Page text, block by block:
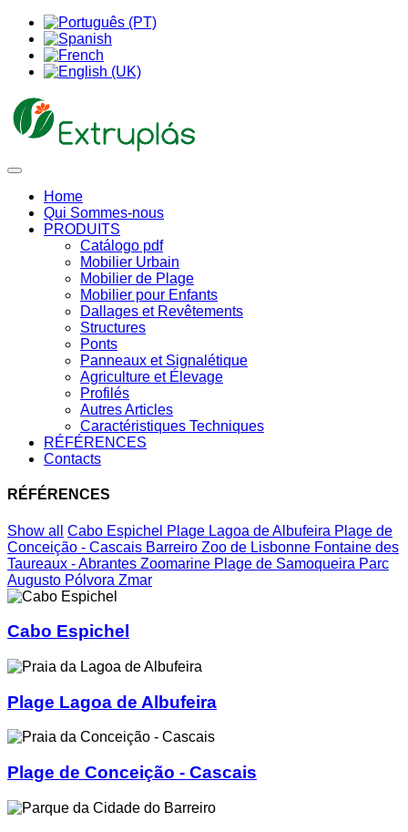
Home
Qui Sommes-nous
PRODUITS
Catálogo pdf
Mobilier Urbain
Mobilier de Plage
Mobilier pour Enfants
Dallages et Revêtements
Structures
Ponts
Panneaux et Signalétique
Agriculture et Élevage
Profilés
Autres Articles
Caractéristiques Techniques
RÉFÉRENCES
Contacts
RÉFÉRENCES
Show all Cabo Espichel Plage Lagoa de Albufeira Plage de
Conceição - Cascais Barreiro Zoo de Lisbonne Fontaine des
Taureaux - Abrantes Zoomarine Plage de Samoqueira Parc
Augusto Pólvora Zmar
Cabo Espichel
Plage Lagoa de Albufeira
Plage de Conceição - Cascais